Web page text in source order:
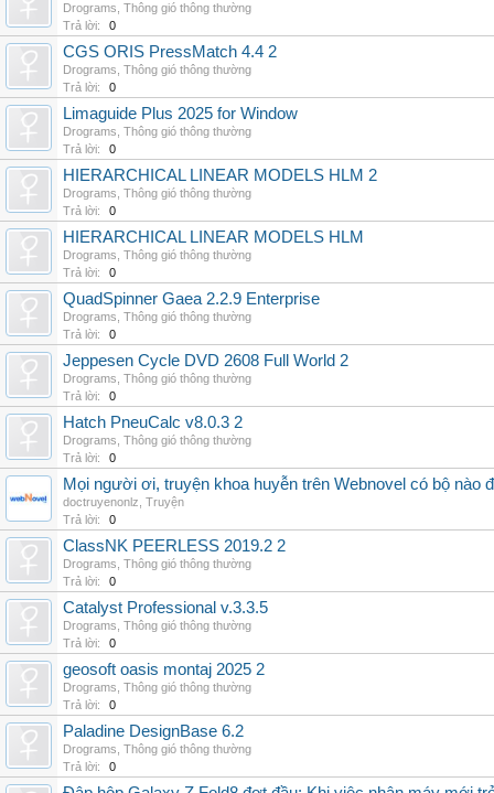
Drograms Thông gió thông thường
Trả lời:
0
CGS ORIS PressMatch 4.4 2
Drograms Thông gió thông thường
Trả lời:
0
Limaguide Plus 2025 for Window
Drograms Thông gió thông thường
Trả lời:
0
HIERARCHICAL LINEAR MODELS HLM 2
Drograms Thông gió thông thường
Trả lời:
0
HIERARCHICAL LINEAR MODELS HLM
Drograms Thông gió thông thường
Trả lời:
0
QuadSpinner Gaea 2.2.9 Enterprise
Drograms Thông gió thông thường
Trả lời:
0
Jeppesen Cycle DVD 2608 Full World 2
Drograms Thông gió thông thường
Trả lời:
0
Hatch PneuCalc v8.0.3 2
Drograms Thông gió thông thường
Trả lời:
0
Mọi người ơi, truyện khoa huyễn trên Webnovel có bộ nào
doctruyenonlz Truyện
Trả lời:
0
ClassNK PEERLESS 2019.2 2
Drograms Thông gió thông thường
Trả lời:
0
Catalyst Professional v.3.3.5
Drograms Thông gió thông thường
Trả lời:
0
geosoft oasis montaj 2025 2
Drograms Thông gió thông thường
Trả lời:
0
Paladine DesignBase 6.2
Drograms Thông gió thông thường
Trả lời:
0